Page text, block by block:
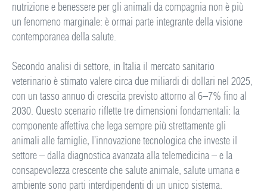
nutrizione e benessere per gli animali da compagnia non è più
un fenomeno marginale: è ormai parte integrante della visione
contemporanea della salute.
Secondo analisi di settore, in Italia il mercato sanitario
veterinario è stimato valere circa due miliardi di dollari nel 2025,
con un tasso annuo di crescita previsto attorno al 6–7% fino al
2030. Questo scenario riflette tre dimensioni fondamentali: la
componente affettiva che lega sempre più strettamente gli
animali alle famiglie, l’innovazione tecnologica che investe il
settore – dalla diagnostica avanzata alla telemedicina – e la
consapevolezza crescente che salute animale, salute umana e
ambiente sono parti interdipendenti di un unico sistema.